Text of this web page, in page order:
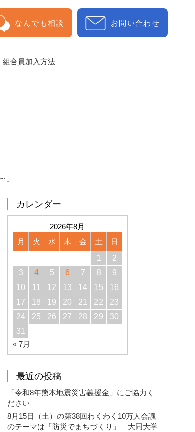
なんでも相談 お問い合わせ
組合員加入方法
」
カレンダー
2026年8月
月
火 水 木 金 土
日
1
2
3
4 5 6 7 8
9
10
11 12 13 14 15
16
17
18 19 20 21 22
23
24
25 26 27 28 29
30
31
« 7月
最近の投稿
「令和8年熊本地震災害義援金」にご協力く
ださい
8月15日（土）の第38回わくわく10万人会議
のテーマは「防災でまちづくり」 大同大学